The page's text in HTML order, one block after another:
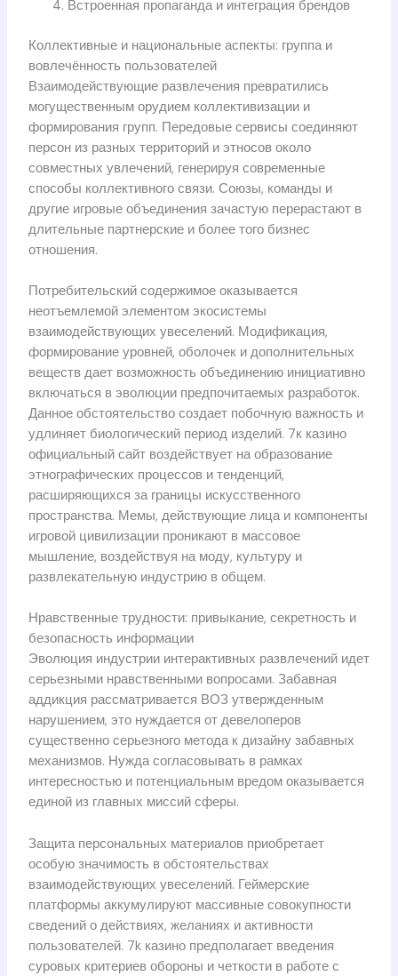
Встроенная пропаганда и интеграция брендов
Коллективные и национальные аспекты: группа и
вовлечённость пользователей
Взаимодействующие развлечения превратились
могущественным орудием коллективизации и
формирования групп. Передовые сервисы соединяют
персон из разных территорий и этносов около
совместных увлечений, генерируя современные
способы коллективного связи. Союзы, команды и
другие игровые объединения зачастую перерастают в
длительные партнерские и более того бизнес
отношения.
Потребительский содержимое оказывается
неотъемлемой элементом экосистемы
взаимодействующих увеселений. Модификация,
формирование уровней, оболочек и дополнительных
веществ дает возможность объединению инициативно
включаться в эволюции предпочитаемых разработок.
Данное обстоятельство создает побочную важность и
удлиняет биологический период изделий. 7к казино
официальный сайт воздействует на образование
этнографических процессов и тенденций,
расширяющихся за границы искусственного
пространства. Мемы, действующие лица и компоненты
игровой цивилизации проникают в массовое
мышление, воздействуя на моду, культуру и
развлекательную индустрию в общем.
Нравственные трудности: привыкание, секретность и
безопасность информации
Эволюция индустрии интерактивных развлечений идет
серьезными нравственными вопросами. Забавная
аддикция рассматривается ВОЗ утвержденным
нарушением, это нуждается от девелоперов
существенно серьезного метода к дизайну забавных
механизмов. Нужда согласовывать в рамках
интересностью и потенциальным вредом оказывается
единой из главных миссий сферы.
Защита персональных материалов приобретает
особую значимость в обстоятельствах
взаимодействующих увеселений. Геймерские
платформы аккумулируют массивные совокупности
сведений о действиях, желаниях и активности
пользователей. 7k казино предполагает введения
суровых критериев обороны и четкости в работе с